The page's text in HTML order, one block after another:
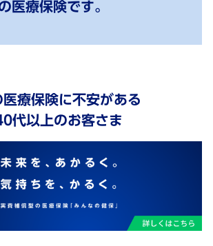
医療保険です。
医療保険に不安がある
代以上のお客さま